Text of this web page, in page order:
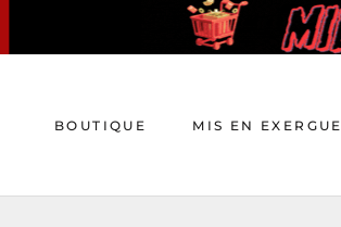
contenu
BOUTIQUE MIS EN EXERGUE